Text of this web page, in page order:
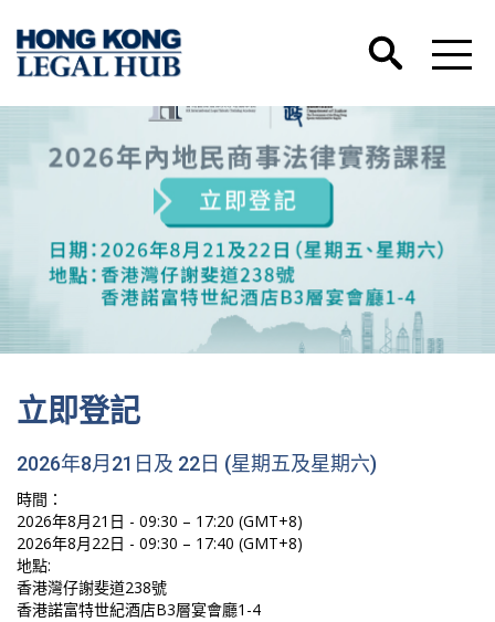
立即登記
2026年8月21日及 22日 (星期五及星期六)
時間：
2026年8月21日 - 09:30 – 17:20 (GMT+8)
2026年8月22日 - 09:30 – 17:40 (GMT+8)
地點:
香港灣仔謝斐道238號
香港諾富特世紀酒店B3層宴會廳1-4